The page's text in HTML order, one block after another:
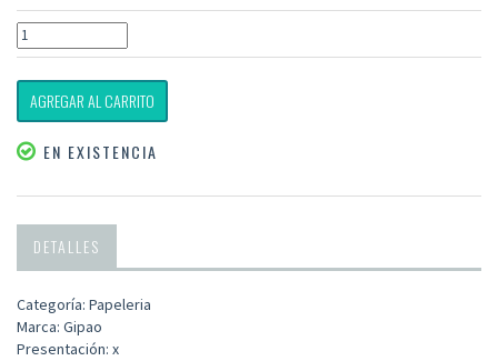
AGREGAR AL CARRITO
EN EXISTENCIA
DETALLES
Categoría: Papeleria
Marca: Gipao
Presentación: x